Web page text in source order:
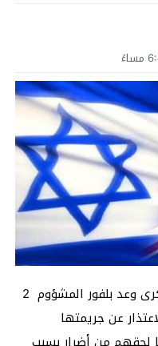
بعد أيام من إحياء الفلسطينيين لذكرى وعد بلفور المشؤوم 2
بالاعتذار عن جريمتها